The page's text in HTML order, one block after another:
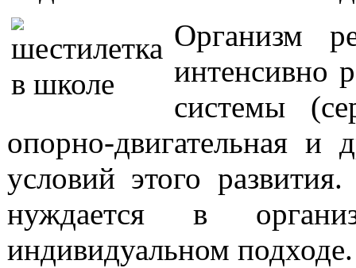
Организм
интенсивно
системы
опорно-двигательная и
условий этого
нуждается в
индивидуальном подходе.